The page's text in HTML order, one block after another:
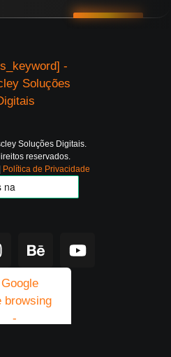
Soluções Digitais.
reservados.
Política de Privacidade